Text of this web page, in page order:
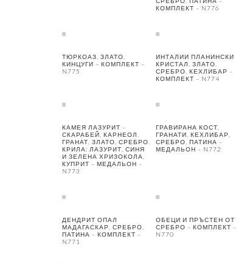
КОМПЛЕКТ – N776
ТЮРКОАЗ, ЗЛАТО,
КИНЦУГИ – КОМПЛЕКТ –
N775
ИНТАЛИИ ПЛАНИНСКИ
КРИСТАЛ, ЗЛАТО,
СРЕБРО, КЕХЛИБАР –
КОМПЛЕКТ – N774
КАМЕЯ ЛАЗУРИТ –
СКАРАБЕЙ, КАРНЕОЛ,
ГРАНАТ, ЗЛАТО, СРЕБРО.
КРИЛА: ЛАЗУРИТ, СИНЯ
И ЗЕЛЕНА ХРИЗОКОЛА,
КУПРИТ – МЕДАЛЬОН –
N773
ГРАВИРАНА КОСТ,
ГРАНАТИ, КЕХЛИБАР,
СРЕБРО, ПАТИНА –
МЕДАЛЬОН – N772
ДЕНДРИТ ОПАЛ
МАДАГАСКАР, СРЕБРО,
ПАТИНА – КОМПЛЕКТ –
N771
ОБЕЦИ И ПРЪСТЕН ОТ
СРЕБРО – КОМПЛЕКТ –
N770